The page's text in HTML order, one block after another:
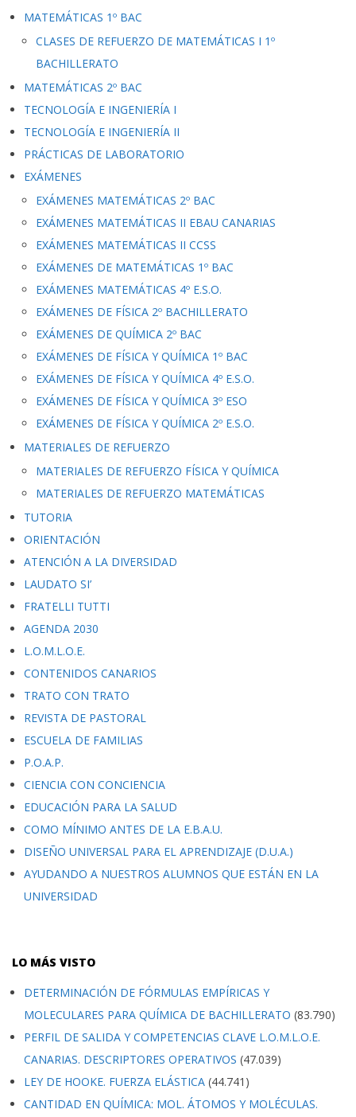
MATEMÁTICAS 1º BAC
CLASES DE REFUERZO DE MATEMÁTICAS I 1º
BACHILLERATO
MATEMÁTICAS 2º BAC
TECNOLOGÍA E INGENIERÍA I
TECNOLOGÍA E INGENIERÍA II
PRÁCTICAS DE LABORATORIO
EXÁMENES
EXÁMENES MATEMÁTICAS 2º BAC
EXÁMENES MATEMÁTICAS II EBAU CANARIAS
EXÁMENES MATEMÁTICAS II CCSS
EXÁMENES DE MATEMÁTICAS 1º BAC
EXÁMENES MATEMÁTICAS 4º E.S.O.
EXÁMENES DE FÍSICA 2º BACHILLERATO
EXÁMENES DE QUÍMICA 2º BAC
EXÁMENES DE FÍSICA Y QUÍMICA 1º BAC
EXÁMENES DE FÍSICA Y QUÍMICA 4º E.S.O.
EXÁMENES DE FÍSICA Y QUÍMICA 3º ESO
EXÁMENES DE FÍSICA Y QUÍMICA 2º E.S.O.
MATERIALES DE REFUERZO
MATERIALES DE REFUERZO FÍSICA Y QUÍMICA
MATERIALES DE REFUERZO MATEMÁTICAS
TUTORIA
ORIENTACIÓN
ATENCIÓN A LA DIVERSIDAD
LAUDATO SI’
FRATELLI TUTTI
AGENDA 2030
L.O.M.L.O.E.
CONTENIDOS CANARIOS
TRATO CON TRATO
REVISTA DE PASTORAL
ESCUELA DE FAMILIAS
P.O.A.P.
CIENCIA CON CONCIENCIA
EDUCACIÓN PARA LA SALUD
COMO MÍNIMO ANTES DE LA E.B.A.U.
DISEÑO UNIVERSAL PARA EL APRENDIZAJE (D.U.A.)
AYUDANDO A NUESTROS ALUMNOS QUE ESTÁN EN LA
UNIVERSIDAD
LO MÁS VISTO
DETERMINACIÓN DE FÓRMULAS EMPÍRICAS Y
MOLECULARES PARA QUÍMICA DE BACHILLERATO (83.790)
PERFIL DE SALIDA Y COMPETENCIAS CLAVE L.O.M.L.O.E.
CANARIAS. DESCRIPTORES OPERATIVOS (47.039)
LEY DE HOOKE. FUERZA ELÁSTICA (44.741)
CANTIDAD EN QUÍMICA: MOL. ÁTOMOS Y MOLÉCULAS.